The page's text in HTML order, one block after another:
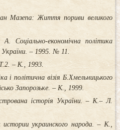
Мазепа: Життя пориви великого
Соціально-економічна політика
– 1995. № 11.
– К., 1993.
і політична візія Б.Хмельницького
Запорозьке. – К., 1999.
історія України. – К.– Л.
украинского народа. – К.,